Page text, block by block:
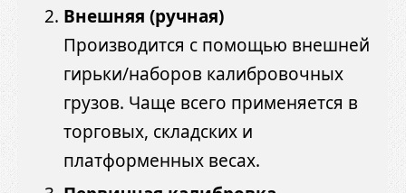
Внешняя (ручная)
Производится с помощью внешней
гирьки/наборов калибровочных
грузов. Чаще всего применяется в
торговых, складских и
платформенных весах.